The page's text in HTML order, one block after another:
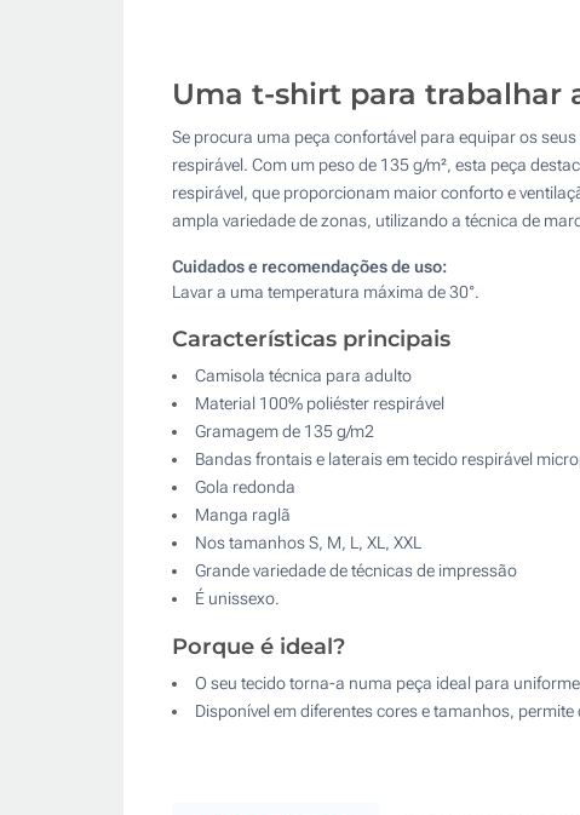
Uma t-shirt para trabalhar
Se procura uma peça confortável para equipar os
respirável. Com um peso de 135 g/m², esta peça
respirável, que proporcionam maior conforto e
ampla variedade de zonas, utilizando a técnica de
Cuidados e recomendações de uso:
Lavar a uma temperatura máxima de 30°.
Características principais
Camisola técnica para adulto
Material 100% poliéster respirável
Gramagem de 135 g/m2
Bandas frontais e laterais em tecido respirável
Gola redonda
Manga raglã
Nos tamanhos S, M, L, XL, XXL
Grande variedade de técnicas de impressão
É unissexo.
Porque é ideal?
O seu tecido torna-a numa peça ideal para
Disponível em diferentes cores e tamanhos,